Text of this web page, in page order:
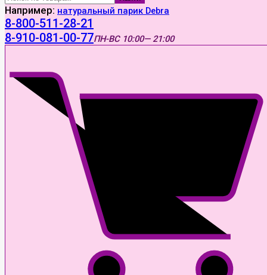
Например: натуральный парик Debra
8-800-511-28-21
8-910-081-00-77ПН-ВС 10:00— 21:00